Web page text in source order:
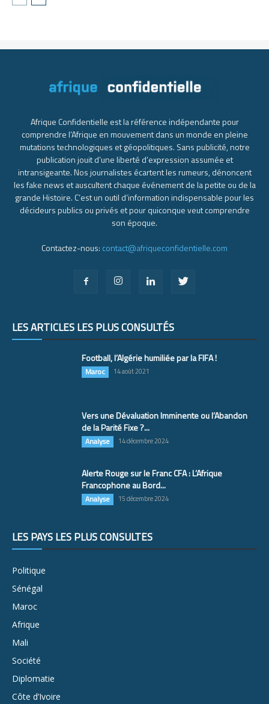
Afrique Confidentielle est la référence indépendante pour
comprendre l’Afrique en mouvement dans un monde en pleine
mutations technologiques et géopolitiques. Sans publicité, notre
publication jouit d’une liberté d’expression assumée et
intransigeante. Nos journalistes écartent les rumeurs, dénoncent
les fake news et auscultent chaque événement de la petite ou de la
grande Histoire. C’est un outil d’information indispensable pour les
décideurs publics ou privés et pour quiconque veut comprendre
son époque.
Contactez-nous: contact@afriqueconfidentielle.com
LES ARTICLES LES PLUS CONSULTÉS
Football, l’Algérie humiliée par la FIFA !
Maroc 14 août 2021
Vers une Dévaluation Imminente ou l’Abandon
de la Parité Fixe ?...
Analyse 14 décembre 2024
Alerte Rouge sur le Franc CFA : L’Afrique
Francophone au Bord...
Analyse 15 décembre 2024
LES PAYS LES PLUS CONSULTÉS
Politique
Sénégal
Maroc
Afrique
Mali
Société
Diplomatie
Côte d’Ivoire